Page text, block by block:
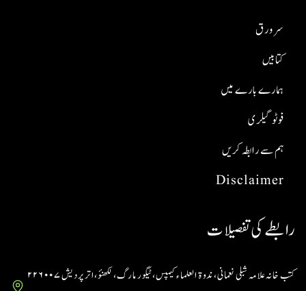
Disclaimer
ہم سے رابطہ کریں
فوٹو گیلری
ہمارے بارے میں
کتابیں
سر ورق
رابطے کی تفصیلات
کتب خانہ علامہ شبلی نعمانی، ندوۃ العلماء کیمپس، ٹیگور مارگ، لکھنؤ، اتر پردیش ۲۲۶۰۰۷